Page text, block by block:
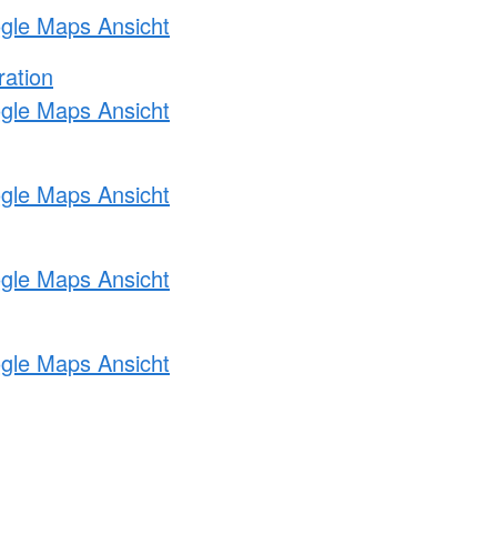
Maps Ansicht
Maps Ansicht
Maps Ansicht
Maps Ansicht
Maps Ansicht